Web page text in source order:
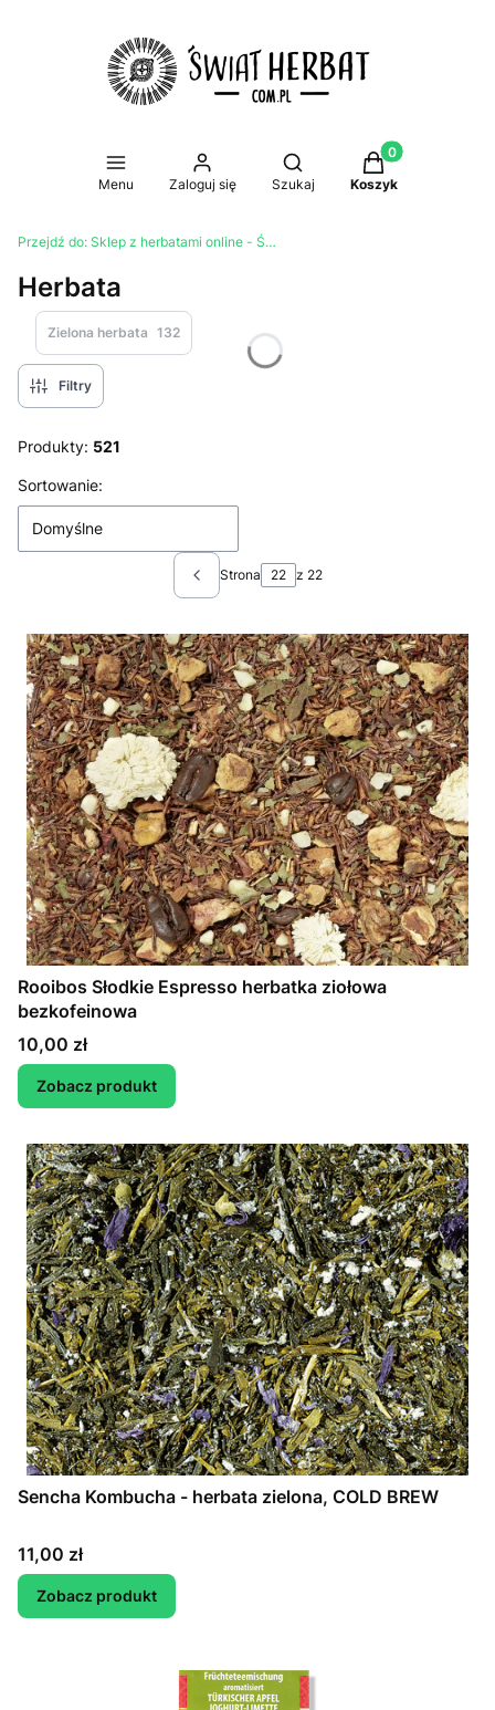
Menu Zaloguj się
Otwórz wyszukiwarkę
Szukaj
Produkty w
Koszyk
Przejdź do: Sklep z herbatami online - Świat Herbat
Herbata
Zielona herbata 132
Filtry
Produkty: 521
Lista produktów
Sortowanie:
Domyślne
Poprzednie produkty
Strona z 22
Rooibos Słodkie Espresso herbatka ziołowa
bezkofeinowa
Cena
10,00 zł
Zobacz produkt
Sencha Kombucha - herbata zielona, COLD BREW
Cena
11,00 zł
Zobacz produkt